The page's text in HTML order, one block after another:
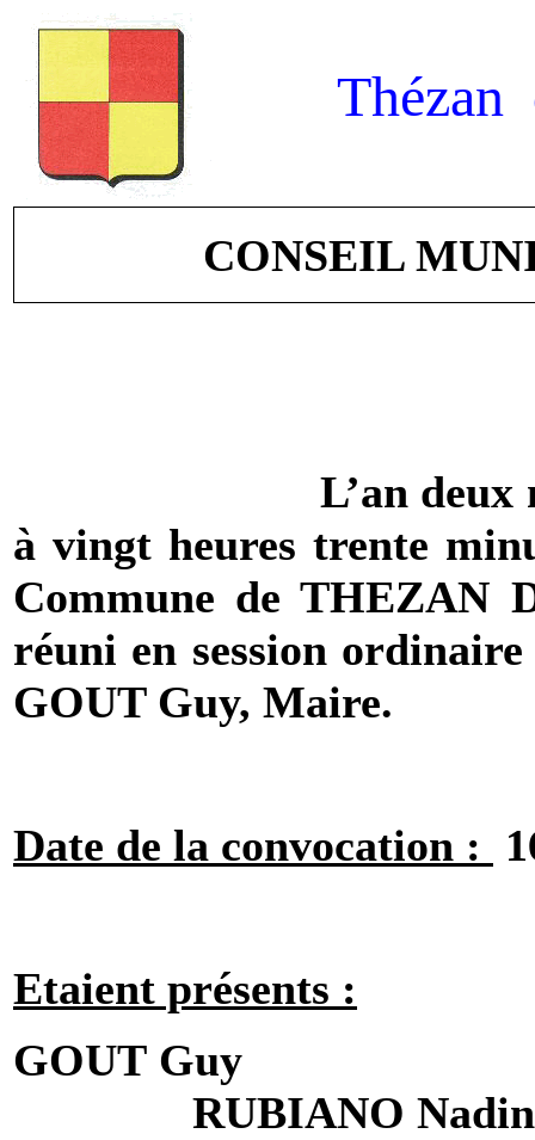
Thézan
CONSEIL
L’an
à vingt heures trente
Commune de THEZAN
réuni en session
GOUTGuy, Maire.
Date de la convocation :
Etaient présents :
GOUTGuy
RUBIANO